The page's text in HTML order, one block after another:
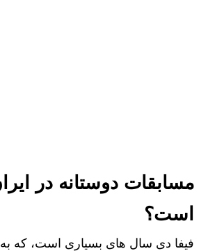
مسابقات دوستانه در
است؟
فیفا دی سال های بسیاری است، که به